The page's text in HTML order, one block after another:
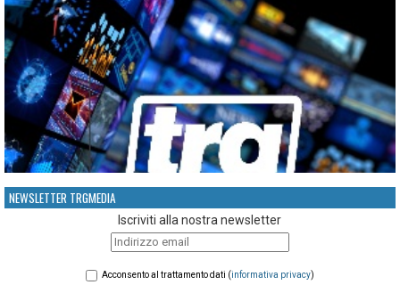
NEWSLETTER TRGMEDIA
Iscriviti alla nostra newsletter
Acconsento al trattamento dati (informativa privacy)